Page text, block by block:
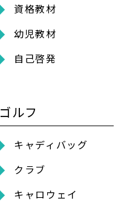
資格教材
幼児教材
自己啓発
ゴルフ
キャディバッグ
クラブ
キャロウェイ